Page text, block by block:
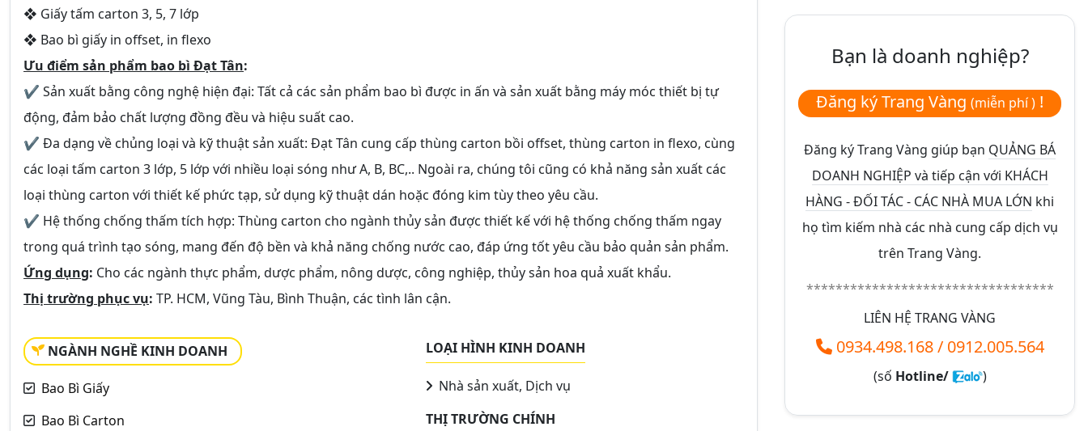
❖ Giấy tấm carton 3, 5, 7 lớp
❖ Bao bì giấy in offset, in flexo
Ưu điểm sản phẩm bao bì Đạt Tân:
✔ Sản xuất bằng công nghệ hiện đại: Tất cả các sản phẩm bao bì được in ấn và sản xuất bằng máy móc thiết bị tự
động, đảm bảo chất lượng đồng đều và hiệu suất cao.
✔ Đa dạng về chủng loại và kỹ thuật sản xuất: Đạt Tân cung cấp thùng carton bồi offset, thùng carton in flexo, cùng
các loại tấm carton 3 lớp, 5 lớp với nhiều loại sóng như A, B, BC,.. Ngoài ra, chúng tôi cũng có khả năng sản xuất các
loại thùng carton với thiết kế phức tạp, sử dụng kỹ thuật dán hoặc đóng kim tùy theo yêu cầu.
✔ Hệ thống chống thấm tích hợp: Thùng carton cho ngành thủy sản được thiết kế với hệ thống chống thấm ngay
trong quá trình tạo sóng, mang đến độ bền và khả năng chống nước cao, đáp ứng tốt yêu cầu bảo quản sản phẩm.
Ứng dụng: Cho các ngành thực phẩm, dược phẩm, nông dược, công nghiệp, thủy sản hoa quả xuất khẩu.
Thị trường phục vụ: TP. HCM, Vũng Tàu, Bình Thuận, các tình lân cận.
NGÀNH NGHỀ KINH DOANH
Bao Bì Giấy
Bao Bì Carton
LOẠI HÌNH KINH DOANH
Nhà sản xuất, Dịch vụ
THỊ TRƯỜNG CHÍNH
Bạn là doanh nghiệp?
Đăng ký Trang Vàng (miễn phí ) !
Đăng ký Trang Vàng giúp bạn QUẢNG BÁ
DOANH NGHIỆP và tiếp cận với KHÁCH
HÀNG - ĐỐI TÁC - CÁC NHÀ MUA LỚN khi
họ tìm kiếm nhà các nhà cung cấp dịch vụ
trên Trang Vàng.
**********************************
LIÊN HỆ TRANG VÀNG
0934.498.168/ 0912.005.564
(số Hotline/ )